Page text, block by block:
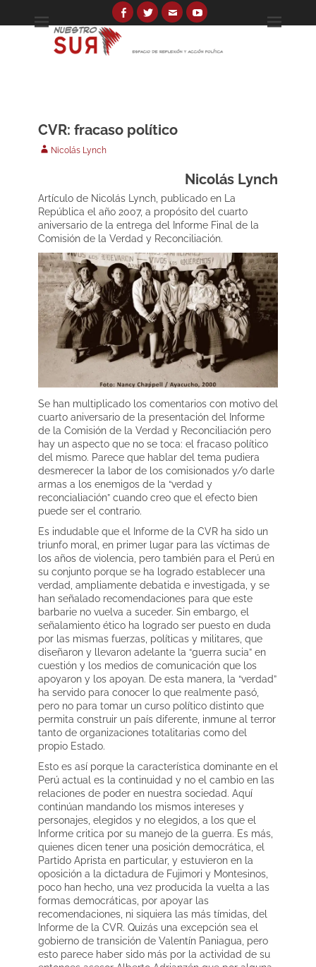
Facebook
TwitterEmailYouTube
Espacio de reflexión y acción política
CVR: fracaso político
AuthorNicolás Lynch
Nicolás Lynch
Artículo de Nicolás Lynch, publicado en La
República el año 2007, a propósito del cuarto
aniversario de la entrega del Informe Final de la
Comisión de la Verdad y Reconciliación.
Se han multiplicado los comentarios con motivo del
cuarto aniversario de la presentación del Informe
de la Comisión de la Verdad y Reconciliación pero
hay un aspecto que no se toca: el fracaso político
del mismo. Parece que hablar del tema pudiera
desmerecer la labor de los comisionados y/o darle
armas a los enemigos de la “verdad y
reconcialiación” cuando creo que el efecto bien
puede ser el contrario.
Es indudable que el Informe de la CVR ha sido un
triunfo moral, en primer lugar para las víctimas de
los años de violencia, pero también para el Perú en
su conjunto porque se ha logrado establecer una
verdad, ampliamente debatida e investigada, y se
han señalado recomendaciones para que este
barbarie no vuelva a suceder. Sin embargo, el
señalamiento ético ha logrado ser puesto en duda
por las mismas fuerzas, políticas y militares, que
diseñaron y llevaron adelante la “guerra sucia” en
cuestión y los medios de comunicación que los
apoyaron y los apoyan. De esta manera, la “verdad”
ha servido para conocer lo que realmente pasó,
pero no para tomar un curso político distinto que
permita construir un país diferente, inmune al terror
tanto de organizaciones totalitarias como del
propio Estado.
Esto es así porque la característica dominante en el
Perú actual es la continuidad y no el cambio en las
relaciones de poder en nuestra sociedad. Aquí
continúan mandando los mismos intereses y
personajes, elegidos y no elegidos, a los que el
Informe critica por su manejo de la guerra. Es más,
quienes dicen tener una posición democrática, el
Partido Aprista en particular, y estuvieron en la
oposición a la dictadura de Fujimori y Montesinos,
poco han hecho, una vez producida la vuelta a las
formas democráticas, por apoyar las
recomendaciones, ni siquiera las más tímidas, del
Informe de la CVR. Quizás una excepción sea el
gobierno de transición de Valentín Paniagua, pero
esto parece haber sido más por la actividad de su